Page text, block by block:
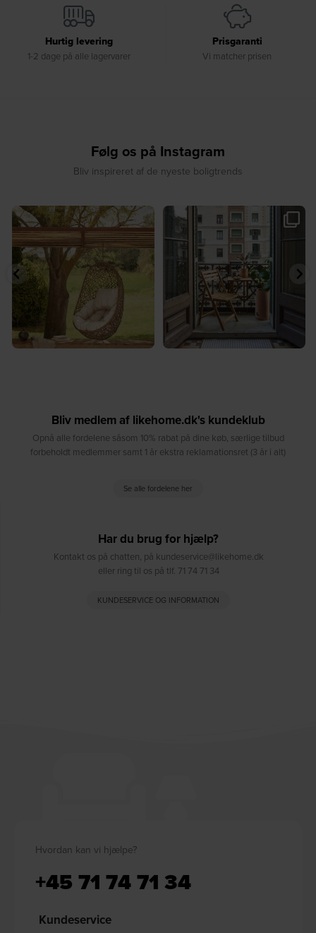
Hurtig levering
1-2 dage på alle lagervarer
Prisgaranti
Vi matcher prisen
Følg os på Instagram
Bliv inspireret af de nyeste boligtrends
🤍 Rå materialer møder tidløst design⁠
...
7 0
✨ Spar op til 30 % på udvalgte
produkter fra...
2 0
Bliv medlem af likehome.dk's kundeklub
Opnå alle fordelene såsom 10% rabat på dine køb, særlige tilbud
forbeholdt medlemmer samt 1 år ekstra reklamationsret (3 år i alt)
Se alle fordelene her
Har du brug for hjælp?
Kontakt os på chatten, på kundeservice@likehome.dk
eller ring til os på tlf. 71 74 71 34
KUNDESERVICE OG INFORMATION
Hvordan kan vi hjælpe?
+45 71 74 71 34
Kundeservice